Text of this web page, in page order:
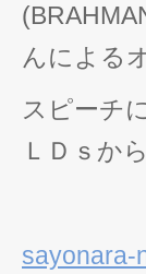
んによる
スピーチ
ＬＤｓか
sayonara-